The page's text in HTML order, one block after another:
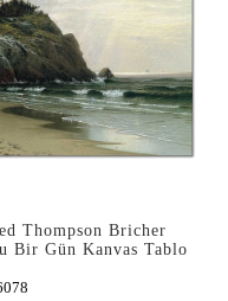
Thompson Bricher
Bir Gün Kanvas Tablo